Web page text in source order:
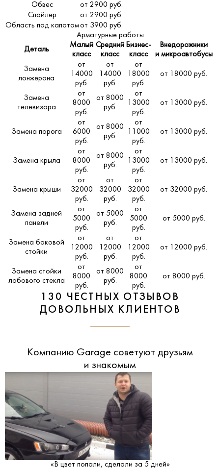
Обвес
от 2900 руб.
Спойлер
от 2900 руб.
Область под капотомот 3900 руб.
Арматурные работы
Деталь
Малый
класс
Средний
класс
Бизнес-
класс
Внедорожники
и микроавтобусы
Замена
лонжерона
от
14000
руб.
от
14000
руб.
от
18000
руб.
от 18000 руб.
Замена
телевизора
от
8000
руб.
от 8000
руб.
от
13000
руб.
от 13000 руб.
Замена порога
от
6000
руб.
от 8000
руб.
от
11000
руб.
от 13000 руб.
Замена крыла
от
8000
руб.
от 8000
руб.
от
13000
руб.
от 13000 руб.
Замена крыши
от
32000
руб.
от
32000
руб.
от
32000
руб.
от 32000 руб.
Замена задней
панели
от
5000
руб.
от 5000
руб.
от
5000
руб.
от 5000 руб.
Замена боковой
стойки
от
12000
руб.
от
12000
руб.
от
12000
руб.
от 12000 руб.
Замена стойки
лобового стекла
от
8000
руб.
от 8000
руб.
от
8000
руб.
от 8000 руб.
130 ЧЕСТНЫХ ОТЗЫВОВ
ДОВОЛЬНЫХ КЛИЕНТОВ
Компанию Garage советуют друзьям
и знакомым
«В цвет попали, сделали за 5 дней»